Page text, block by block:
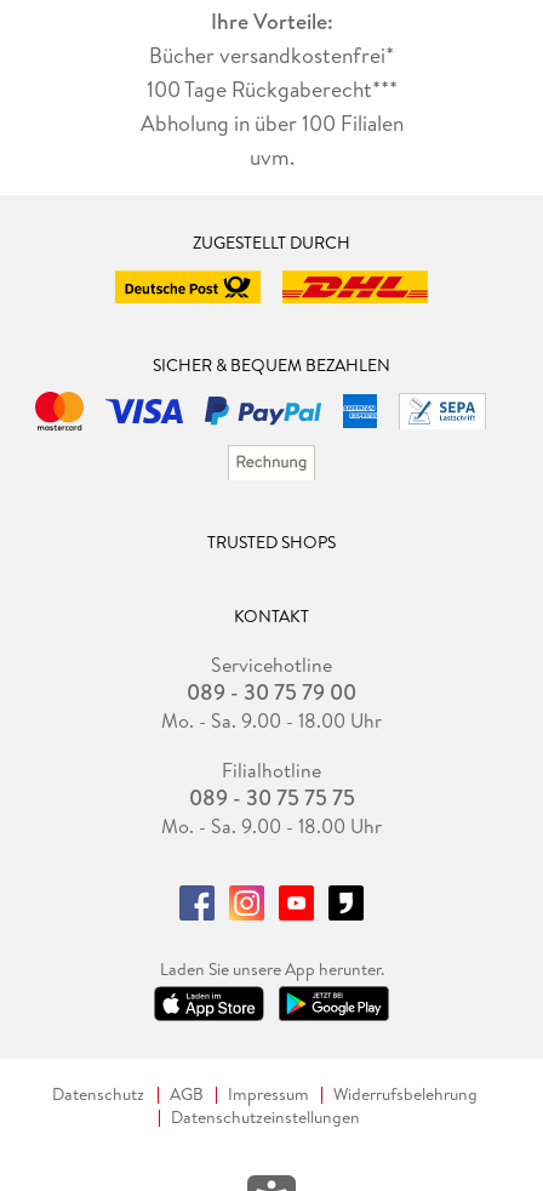
Ihre Vorteile:
Bücher versandkostenfrei*
100 Tage Rückgaberecht***
Abholung in über 100 Filialen
uvm.
ZUGESTELLT DURCH
SICHER & BEQUEM BEZAHLEN
TRUSTED SHOPS
KONTAKT
Servicehotline
089 - 30 75 79 00
Mo. - Sa. 9.00 - 18.00 Uhr
Filialhotline
089 - 30 75 75 75
Mo. - Sa. 9.00 - 18.00 Uhr
Laden Sie unsere App herunter.
Datenschutz AGB Impressum
Widerrufsbelehrung
Datenschutzeinstellungen